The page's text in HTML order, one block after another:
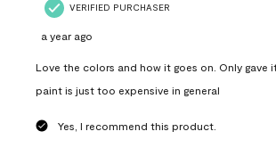
VERIFIED PURCHASER
a year ago
Love the colors and how it goes on. Only gave
paint is just too expensive in general
Yes, I recommend this product.